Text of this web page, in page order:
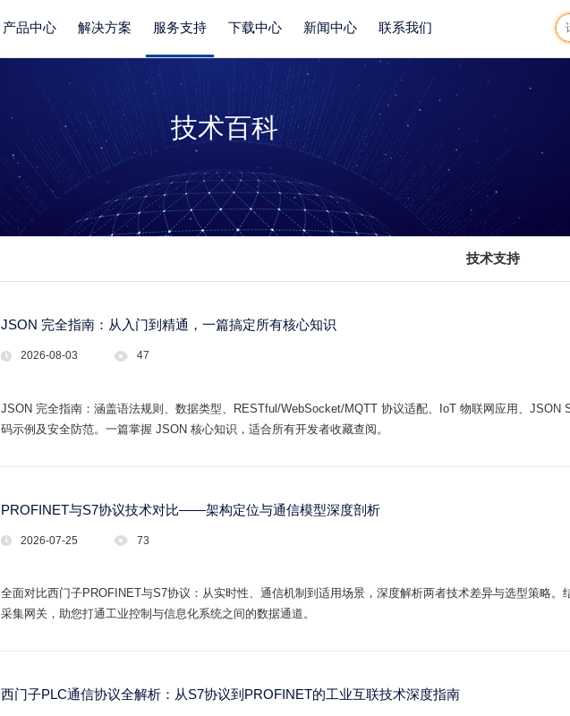
产品中心 解决方案 服务支持 下载中心 新闻中心 联系我们
技术百科
技术支持
JSON 完全指南：从入门到精通，一篇搞定所有核心知识
2026-08-03 47
JSON 完全指南：涵盖语法规则、数据类型、RESTful/WebSocket/MQTT 协议适配、IoT 物联网应用、JSON
码示例及安全防范。一篇掌握 JSON 核心知识，适合所有开发者收藏查阅。
PROFINET与S7协议技术对比——架构定位与通信模型深度剖析
2026-07-25 73
全面对比西门子PROFINET与S7协议：从实时性、通信机制到适用场景，深度解析两者技术差异与选型策略。
采集网关，助您打通工业控制与信息化系统之间的数据通道。
西门子PLC通信协议全解析：从S7协议到PROFINET的工业互联技术深度指南